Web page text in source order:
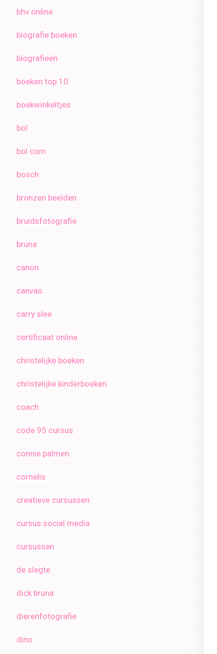
bhv online
biografie boeken
biografieën
boeken top 10
boekwinkeltjes
bol
bol com
bosch
bronzen beelden
bruidsfotografie
bruna
canon
canvas
carry slee
certificaat online
christelijke boeken
christelijke kinderboeken
coach
code 95 cursus
connie palmen
cornelis
creatieve cursussen
cursus social media
cursussen
de slegte
dick bruna
dierenfotografie
dino